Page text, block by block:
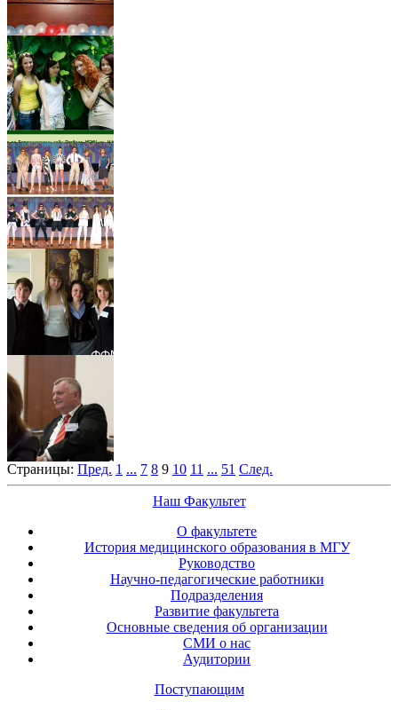
Страницы: Пред. 1 ... 7 8 9 10 11 ... 51 След.
Наш Факультет
О факультете
История медицинского образования в МГУ
Руководство
Научно-педагогические работники
Подразделения
Развитие факультета
Основные сведения об организации
СМИ о нас
Аудитории
Поступающим